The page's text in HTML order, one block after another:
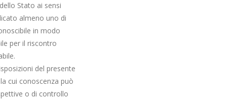
Stato ai sensi
almeno uno di
in modo
per il riscontro
del presente
cui conoscenza può
o di controllo